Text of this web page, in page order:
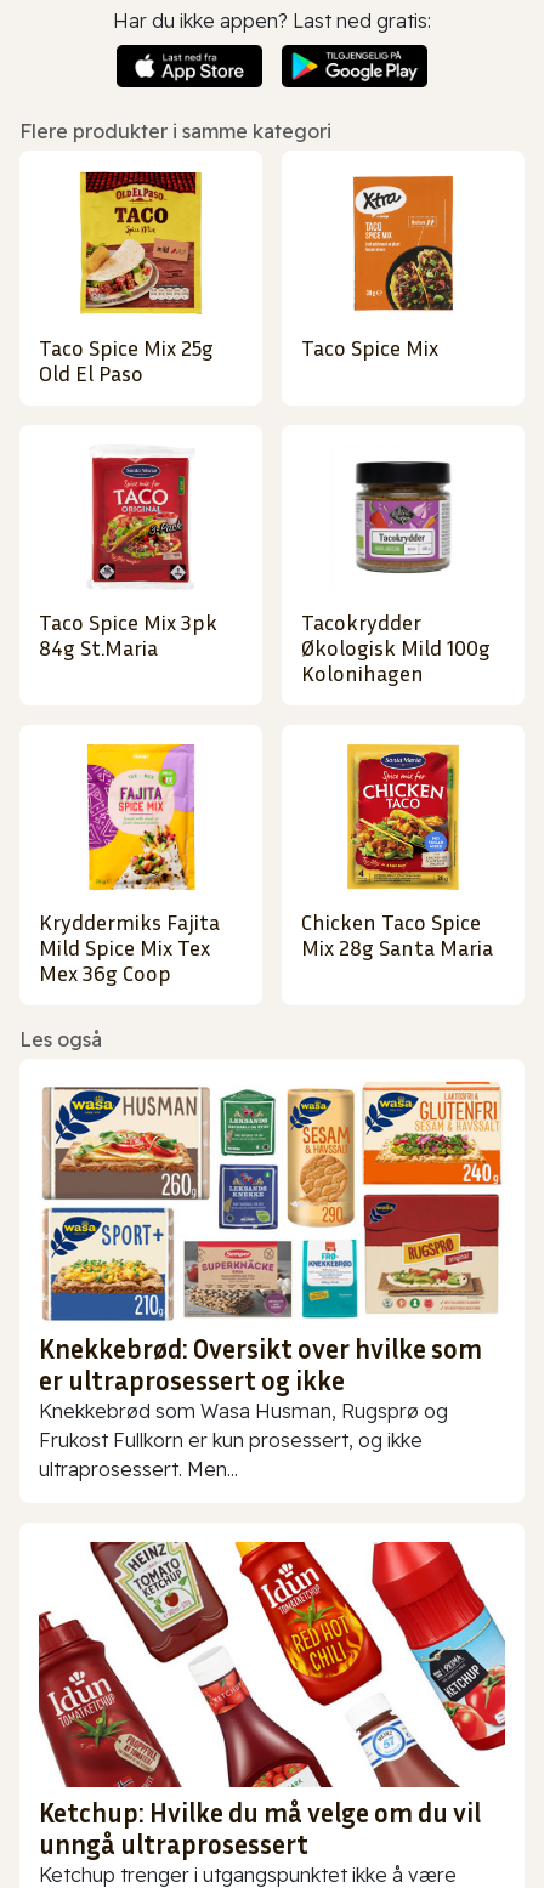
Har du ikke appen? Last ned gratis:
Flere produkter i samme kategori
Taco Spice Mix 25g
Old El Paso
Taco Spice Mix
Taco Spice Mix 3pk
84g St.Maria
Tacokrydder
Økologisk Mild 100g
Kolonihagen
Kryddermiks Fajita
Mild Spice Mix Tex
Mex 36g Coop
Chicken Taco Spice
Mix 28g Santa Maria
Les også
Knekkebrød: Oversikt over hvilke som
er ultraprosessert og ikke
Knekkebrød som Wasa Husman, Rugsprø og
Frukost Fullkorn er kun prosessert, og ikke
ultraprosessert. Men...
Ketchup: Hvilke du må velge om du vil
unngå ultraprosessert
Ketchup trenger i utgangspunktet ikke å være